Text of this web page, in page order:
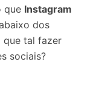
que Instagram
dos
que tal fazer
sociais?